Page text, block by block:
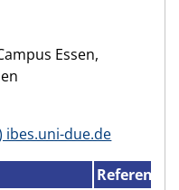
Essen,
ibes.uni-due.de
Referent